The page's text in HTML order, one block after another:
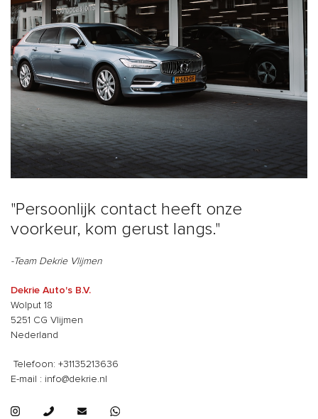
"Persoonlijk contact heeft onze
voorkeur, kom gerust langs."
-Team Dekrie Vlijmen
Dekrie Auto's B.V.
Wolput 18
5251 CG Vlijmen
Nederland
Telefoon: +31135213636
E-mail : info@dekrie.nl